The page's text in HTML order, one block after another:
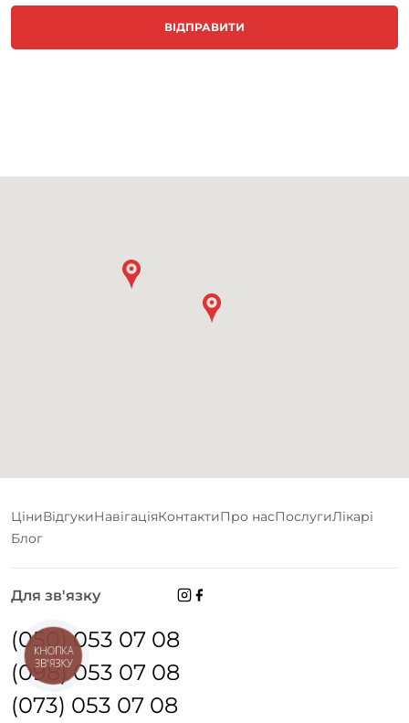
ВІДПРАВИТИ
ЦіниВідгукиНавігаціяКонтактиПро насПослугиЛікарі
Блог
Для зв'язку
(050) 053 07 08
(098) 053 07 08
(073) 053 07 08
КНОПКА
ЗВ'ЯЗКУ